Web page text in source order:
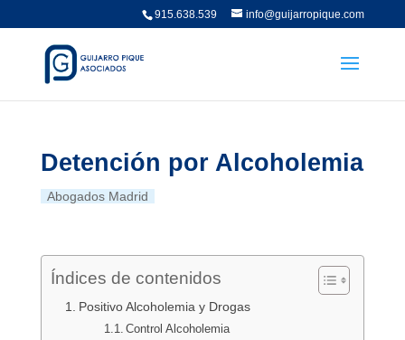
915.638.539 info@guijarropique.com
Detención por Alcoholemia
Abogados Madrid
Índices de contenidos
Positivo Alcoholemia y Drogas
Control Alcoholemia